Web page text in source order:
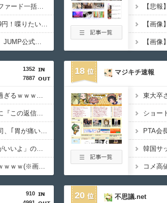
【画像】インフルエンサー「20歳でアルファード一括で買えちゃう私って素敵」
【画像】居酒屋「6人で長居して会計4939円！喋りたいだけなら公園に行ってくれ（怒」
【画像】サイバーコネクトツーの松山氏、JUMP公式にブロックされる・・・ 【画
1352
7887
【衝撃】ケニアのスイカ、あまりにも薄過ぎるｗｗｗｗｗ
【衝撃】マチアプで会う約束してた相手に『この返信』送ったらブロックされた結果ｗｗｗｗｗ
【衝撃】先日ワイに｢殺すぞ｣と言った上司、｢胃が痛い｣とか言い出すｗｗｗｗｗ
【衝撃】ショートスリーパー「寝たほうがいいよ」の一言にブチギレｗｗｗｗｗ(※動画あり)
【衝撃】移民さんの価値、発表されるｗｗｗｗｗ(※画像あり)
18 マジキチ速報
コメ高
910
20 不思議.net